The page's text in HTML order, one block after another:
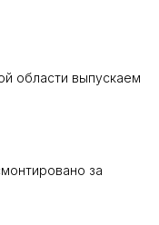
области выпускаем
за